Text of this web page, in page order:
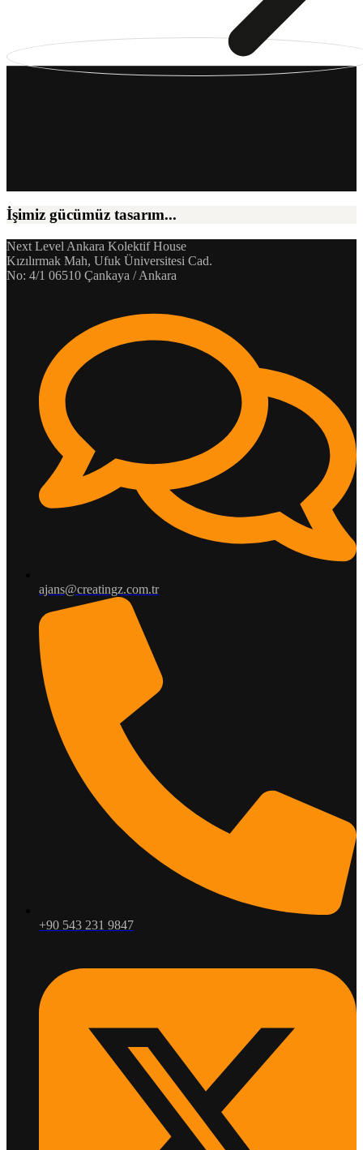
İşimiz gücümüz tasarım...
Next Level Ankara Kolektif House
Kızılırmak Mah, Ufuk Üniversitesi Cad.
No: 4/1 06510 Çankaya / Ankara
ajans@creatingz.com.tr
+90 543 231 9847